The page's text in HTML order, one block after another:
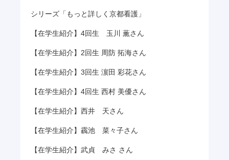
シリーズ「もっと詳しく京都看護」
【在学生紹介】4回生 玉川 薫さん
【在学生紹介】2回生 周防 拓海さん
【在学生紹介】3回生 濵田 彩花さん
【在学生紹介】4回生 西村 美優さん
【在学生紹介】西井 天さん
【在学生紹介】靏池 菜々子さん
【在学生紹介】武貞 みさ さん